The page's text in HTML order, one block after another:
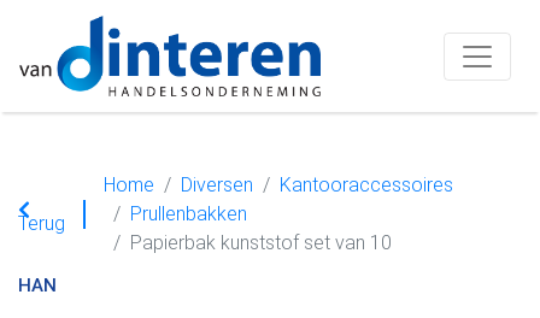
Terug
Home Diversen
Kantooraccessoires
Prullenbakken
Papierbak kunststof set van 10
HAN